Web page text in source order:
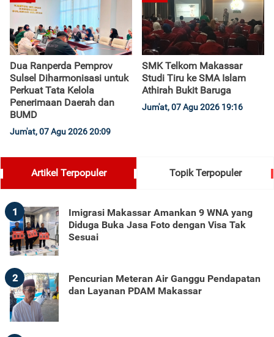
Dua Ranperda Pemprov
Sulsel Diharmonisasi untuk
Perkuat Tata Kelola
Penerimaan Daerah dan
BUMD
Jum'at, 07 Agu 2026 20:09
SMK Telkom Makassar
Studi Tiru ke SMA Islam
Athirah Bukit Baruga
Jum'at, 07 Agu 2026 19:16
Artikel Terpopuler Topik Terpopuler
1
Imigrasi Makassar Amankan 9 WNA yang
Diduga Buka Jasa Foto dengan Visa Tak
Sesuai
2
Pencurian Meteran Air Ganggu Pendapatan
dan Layanan PDAM Makassar